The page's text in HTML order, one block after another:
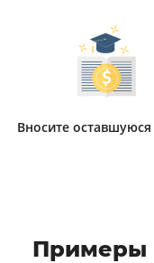
Вносите
Примеры